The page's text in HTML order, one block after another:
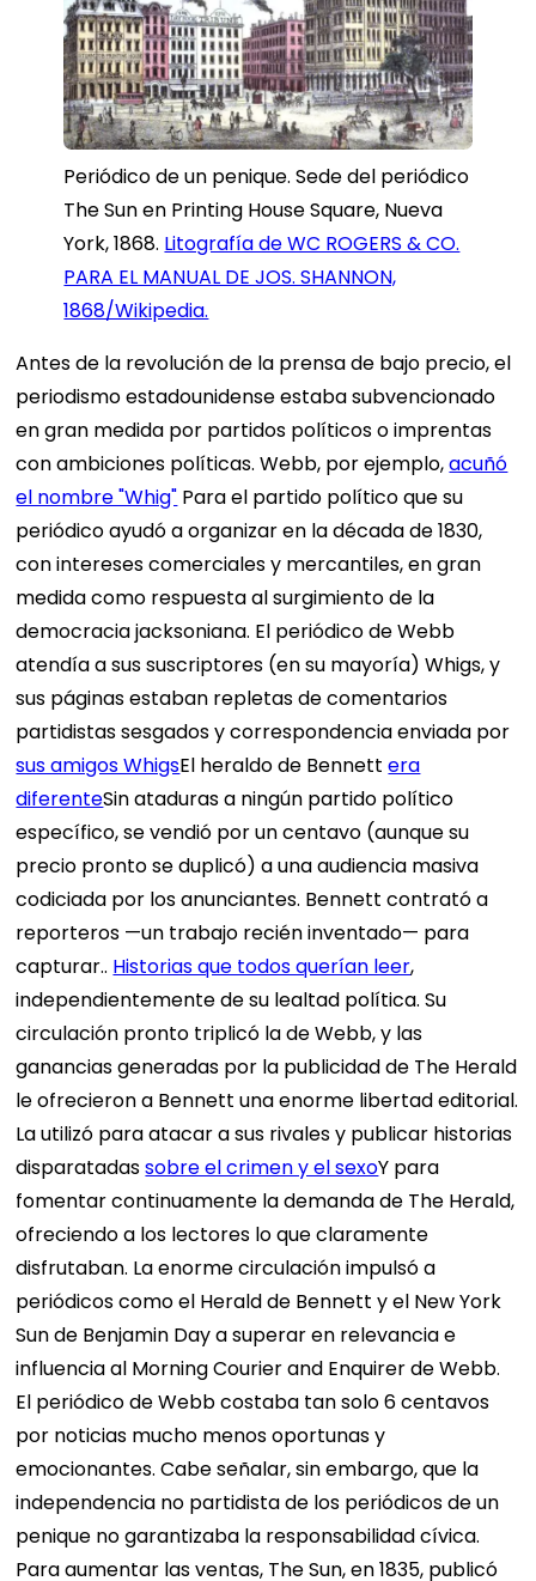
Periódico de un penique. Sede del periódico
The Sun en Printing House Square, Nueva
York, 1868. Litografía de WC ROGERS & CO.
PARA EL MANUAL DE JOS. SHANNON,
1868/Wikipedia.
Antes de la revolución de la prensa de bajo precio, el
periodismo estadounidense estaba subvencionado
en gran medida por partidos políticos o imprentas
con ambiciones políticas. Webb, por ejemplo,acuñó
el nombre "Whig" Para el partido político que su
periódico ayudó a organizar en la década de 1830,
con intereses comerciales y mercantiles, en gran
medida como respuesta al surgimiento de la
democracia jacksoniana. El periódico de Webb
atendía a sus suscriptores (en su mayoría) Whigs, y
sus páginas estaban repletas de comentarios
partidistas sesgados y correspondencia enviada por
sus amigos WhigsEl heraldo de Bennettera
diferenteSin ataduras a ningún partido político
específico, se vendió por un centavo (aunque su
precio pronto se duplicó) a una audiencia masiva
codiciada por los anunciantes. Bennett contrató a
reporteros —un trabajo recién inventado— para
capturar.. Historias que todos querían leer,
independientemente de su lealtad política. Su
circulación pronto triplicó la de Webb, y las
ganancias generadas por la publicidad de The Herald
le ofrecieron a Bennett una enorme libertad editorial.
La utilizó para atacar a sus rivales y publicar historias
disparatadassobre el crimen y el sexoY para
fomentar continuamente la demanda de The Herald,
ofreciendo a los lectores lo que claramente
disfrutaban. La enorme circulación impulsó a
periódicos como el Herald de Bennett y el New York
Sun de Benjamin Day a superar en relevancia e
influencia al Morning Courier and Enquirer de Webb.
El periódico de Webb costaba tan solo 6 centavos
por noticias mucho menos oportunas y
emocionantes. Cabe señalar, sin embargo, que la
independencia no partidista de los periódicos de un
penique no garantizaba la responsabilidad cívica.
Para aumentar las ventas, The Sun, en 1835, publicó